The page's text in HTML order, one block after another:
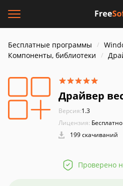
Бесплатные программы
Компоненты, библиотеки
Драйвер
Версия:1.3
Лицензия:
199 скачиваний
Проверено